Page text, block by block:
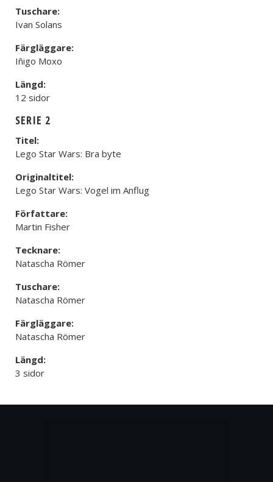
Tuschare:
Ivan Solans
Färgläggare:
Iñigo Moxo
Längd:
12 sidor
SERIE 2
Titel:
Lego Star Wars: Bra byte
Originaltitel:
Lego Star Wars: Vogel im Anflug
Författare:
Martin Fisher
Tecknare:
Natascha Römer
Tuschare:
Natascha Römer
Färgläggare:
Natascha Römer
Längd:
3 sidor